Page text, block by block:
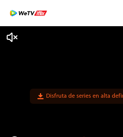
Disfruta de series en alta